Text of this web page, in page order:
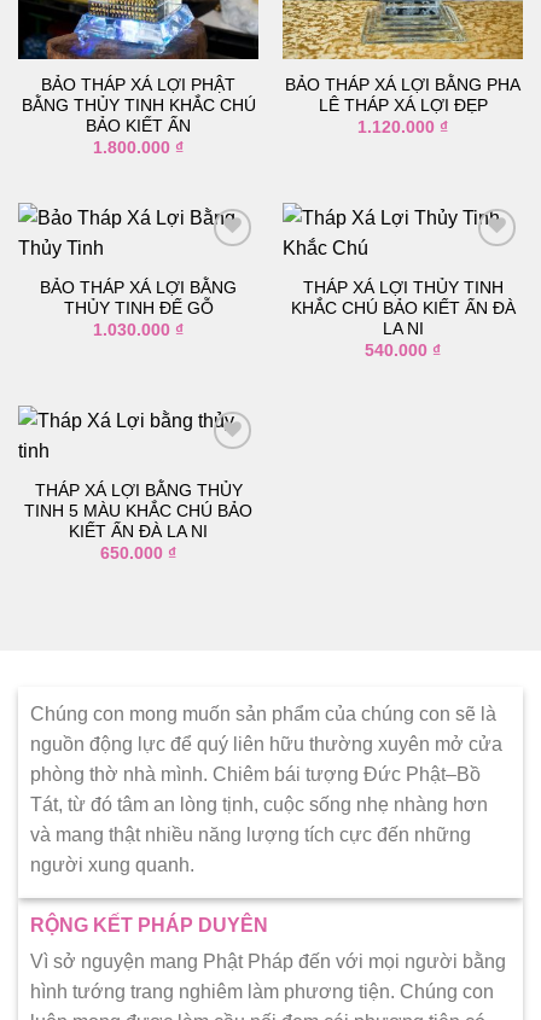
thích
BẢO THÁP XÁ LỢI PHẬT
BẰNG THỦY TINH KHẮC CHÚ
BẢO KIẾT ẤN
1.800.000 ₫
thích
BẢO THÁP XÁ LỢI BẰNG PHA
LÊ THÁP XÁ LỢI ĐẸP
1.120.000 ₫
Thêm
BẢO THÁP XÁ LỢI BẰNG
THỦY TINH ĐẾ GỖ
1.030.000 ₫
Thêm
THÁP XÁ LỢI THỦY TINH
KHẮC CHÚ BẢO KIẾT ẤN ĐÀ
LA NI
540.000 ₫
Thêm
THÁP XÁ LỢI BẰNG THỦY
TINH 5 MÀU KHẮC CHÚ BẢO
KIẾT ẤN ĐÀ LA NI
650.000 ₫
Chúng con mong muốn sản phẩm của chúng con sẽ là
nguồn động lực để quý liên hữu thường xuyên mở cửa
phòng thờ nhà mình. Chiêm bái tượng Đức Phật–Bồ
Tát, từ đó tâm an lòng tịnh, cuộc sống nhẹ nhàng hơn
và mang thật nhiều năng lượng tích cực đến những
người xung quanh.
RỘNG KẾT PHÁP DUYÊN
Vì sở nguyện mang Phật Pháp đến với mọi người bằng
hình tướng trang nghiêm làm phương tiện. Chúng con